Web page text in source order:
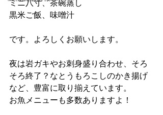
ミニ八寸、茶碗蒸し
黒米ご飯、味噌汁
です。よろしくお願いします。
夜は岩ガキやお刺身盛り合わせ、そろ
そろ終了？なとうもろこしのかき揚げ
など、豊富に取り揃えています。
お魚メニューも多数ありますよ！